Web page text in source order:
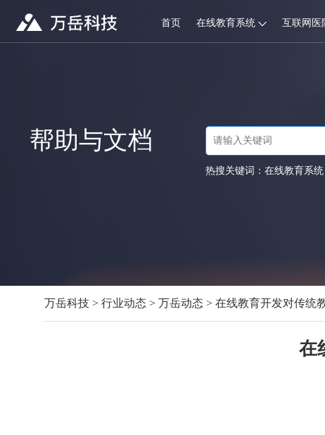
首页 在线教育系统 互联网医
帮助与文档
热搜关键词： 在线教育系统
万岳科技> 行业动态> 万岳动态> 在线教育开发对传统
在